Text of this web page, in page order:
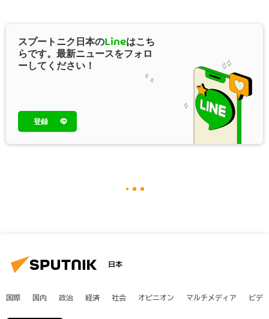
スプートニク日本のLineはこち
らです。最新ニュースをフォロ
ーしてください！
登録
日本
国際 国内 政治 経済 社会 オピニオン マルチメディア ビデ